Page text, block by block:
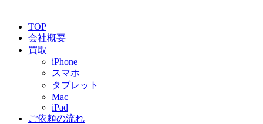
TOP
会社概要
買取
iPhone
スマホ
タブレット
Mac
iPad
ご依頼の流れ